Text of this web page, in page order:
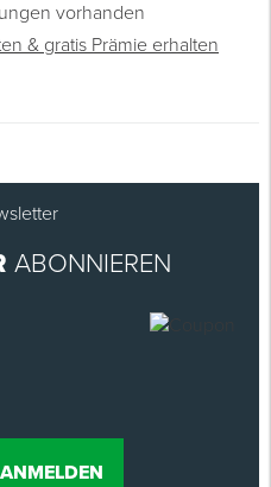
vorhanden
& gratis Prämie erhalten
ABONNIEREN